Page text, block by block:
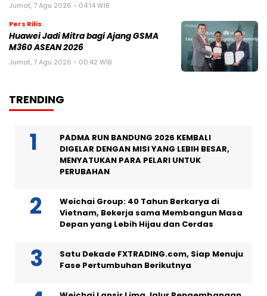
Jumat, 7 Agu 2026 - 04:14 WIB
Pers Rilis
Huawei Jadi Mitra bagi Ajang GSMA
M360 ASEAN 2026
Jumat, 7 Agu 2026 - 00:42 WIB
TRENDING
PADMA RUN BANDUNG 2026 KEMBALI
DIGELAR DENGAN MISI YANG LEBIH BESAR,
MENYATUKAN PARA PELARI UNTUK
PERUBAHAN
Weichai Group: 40 Tahun Berkarya di
Vietnam, Bekerja sama Membangun Masa
Depan yang Lebih Hijau dan Cerdas
Satu Dekade FXTRADING.com, Siap Menuju
Fase Pertumbuhan Berikutnya